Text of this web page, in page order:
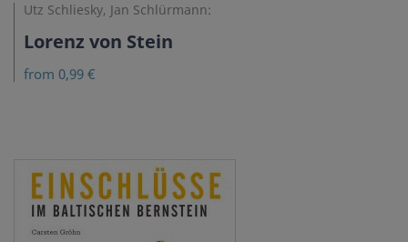
Utz Schliesky, Jan Schlürmann:
Lorenz von Stein
from 0,99 €